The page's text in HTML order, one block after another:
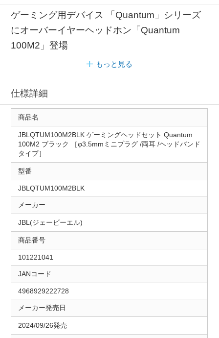
ゲーミング用デバイス 「Quantum」シリーズ
にオーバーイヤーヘッドホン「Quantum
100M2」登場
もっと見る
仕様詳細
商品名
JBLQTUM100M2BLK ゲーミングヘッドセット Quantum
100M2 ブラック ［φ3.5mmミニプラグ /両耳 /ヘッドバンド
タイプ］
型番
JBLQTUM100M2BLK
メーカー
JBL(ジェービーエル)
商品番号
101221041
JANコード
4968929222728
メーカー発売日
2024/09/26発売